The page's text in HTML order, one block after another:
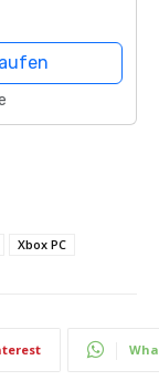
Xbox PC